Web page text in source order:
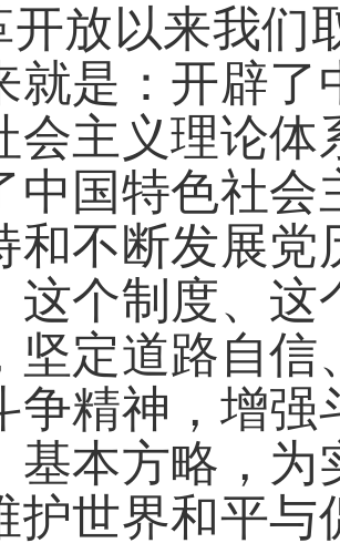
放以来我们
就是：开辟了
会主义理论体
中国特色社
和不断发展党
这个制度、这
坚定道路自信
争精神，增
基本方略，
护世界和平